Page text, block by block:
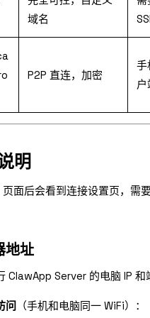
域名
P2P 直连，加密
手
户
明
页面后会看到连接设置页，需
地址
ClawApp Server 的电脑 IP 和
问 （手机和电脑同一 WiFi）：